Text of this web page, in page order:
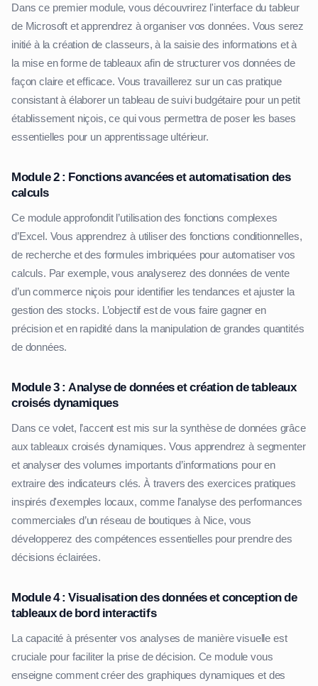
Dans ce premier module, vous découvrirez l'interface du tableur
de Microsoft et apprendrez à organiser vos données. Vous serez
initié à la création de classeurs, à la saisie des informations et à
la mise en forme de tableaux afin de structurer vos données de
façon claire et efficace. Vous travaillerez sur un cas pratique
consistant à élaborer un tableau de suivi budgétaire pour un petit
établissement niçois, ce qui vous permettra de poser les bases
essentielles pour un apprentissage ultérieur.
Module 2 : Fonctions avancées et automatisation des
calculs
Ce module approfondit l’utilisation des fonctions complexes
d’Excel. Vous apprendrez à utiliser des fonctions conditionnelles,
de recherche et des formules imbriquées pour automatiser vos
calculs. Par exemple, vous analyserez des données de vente
d’un commerce niçois pour identifier les tendances et ajuster la
gestion des stocks. L’objectif est de vous faire gagner en
précision et en rapidité dans la manipulation de grandes quantités
de données.
Module 3 : Analyse de données et création de tableaux
croisés dynamiques
Dans ce volet, l’accent est mis sur la synthèse de données grâce
aux tableaux croisés dynamiques. Vous apprendrez à segmenter
et analyser des volumes importants d’informations pour en
extraire des indicateurs clés. À travers des exercices pratiques
inspirés d'exemples locaux, comme l’analyse des performances
commerciales d’un réseau de boutiques à Nice, vous
développerez des compétences essentielles pour prendre des
décisions éclairées.
Module 4 : Visualisation des données et conception de
tableaux de bord interactifs
La capacité à présenter vos analyses de manière visuelle est
cruciale pour faciliter la prise de décision. Ce module vous
enseigne comment créer des graphiques dynamiques et des